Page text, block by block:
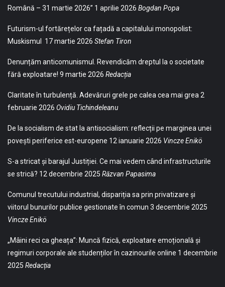
Română – 31 martie 2026” 1 aprilie 2026 Bogdan Popa
Futurism-ul fortărețelor ca fațadă a capitalului monopolist:
Muskismul 17 martie 2026 Stefan Tiron
Denunțăm anticomunismul. Revendicăm dreptul la o societate
fără exploatare! 9 martie 2026 Redacția
Claritate în turbulență. Adevăruri grele pe calea cea mai grea 2
februarie 2026 Ovidiu Tichindeleanu
De la socialism de stat la antisocialism: reflecții pe marginea unei
povești periferice est-europene 12 ianuarie 2026 Vincze Enikö
S-a stricat și barajul Justiției. Ce mai vedem când infrastructurile
se strică? 12 decembrie 2025 Răzvan Papasima
Comunul trecutului industrial, dispariția sa prin privatizare și
viitorul bunurilor publice gestionate în comun 3 decembrie 2025
Vincze Enikö
„Mâini reci ca gheața”: Muncă fizică, exploatare emoțională și
regimuri corporale ale studenților în cazinourile online 1 decembrie
2025 Redacția